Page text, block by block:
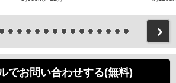
でお問い合わせする(無料)